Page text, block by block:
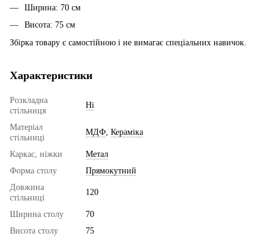
Ширина: 70 см
Висота: 75 см
Збірка товару є самостійною і не вимагає спеціальних навичок.
Характеристики
Розкладна
стільниця
Ні
Матеріал
стільниці
МДФ Кераміка
Каркас, ніжки
Метал
Форма столу
Прямокутний
Довжина
стільниці
120
Ширина столу
70
Висота столу
75